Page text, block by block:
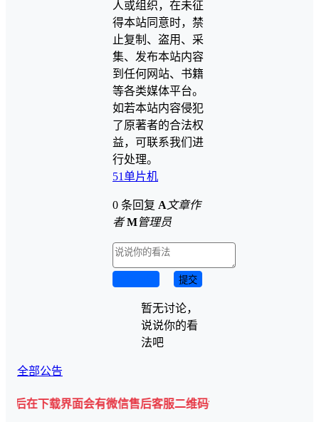
人或组织，在未征
得本站同意时，禁
止复制、盗用、采
集、发布本站内容
到任何网站、书籍
等各类媒体平台。
如若本站内容侵犯
了原著者的合法权
益，可联系我们进
行处理。
51单片机
0 条回复 A 文章作
者 M管理员
提交
暂无讨论，
说说你的看
法吧
全部公告
面会有微信售后客服二维码💡